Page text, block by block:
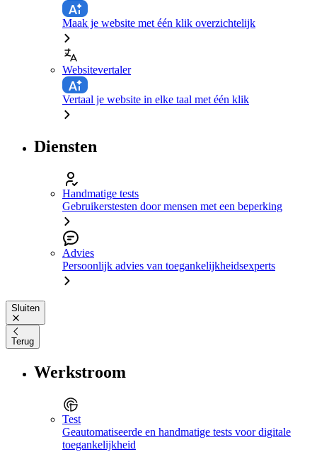
Maak je website met één klik overzichtelijk
Websitevertaler
Vertaal je website in elke taal met één klik
Diensten
Handmatige tests
Gebruikerstesten door mensen met een beperking
Advies
Persoonlijk advies van toegankelijkheidsexperts
Sluiten
Terug
Werkstroom
Test
Geautomatiseerde en handmatige tests voor digitale
toegankelijkheid